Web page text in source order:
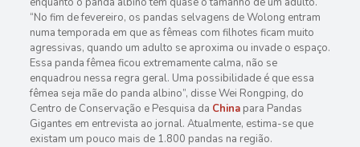
“No fim de fevereiro, os pandas selvagens de Wolong entram
numa temporada em que as fêmeas com filhotes ficam muito
agressivas, quando um adulto se aproxima ou invade o espaço.
Essa panda fêmea ficou extremamente calma, não se
enquadrou nessa regra geral. Uma possibilidade é que essa
fêmea seja mãe do panda albino”, disse Wei Rongping, do
Centro de Conservação e Pesquisa da Chinapara Pandas
Gigantes em entrevista ao jornal. Atualmente, estima-se que
existam um pouco mais de 1.800 pandas na região.